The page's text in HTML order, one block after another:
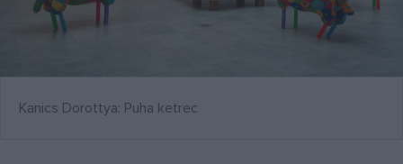
Kanics Dorottya: Puha ketrec